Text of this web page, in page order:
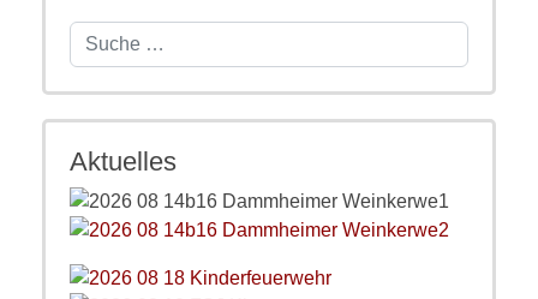
Suchen
Aktuelles